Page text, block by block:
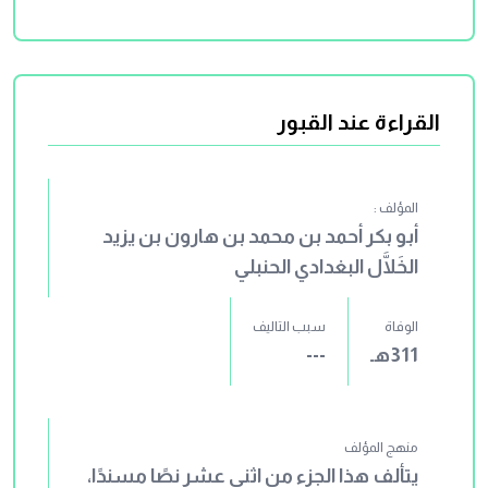
الكتاب فلا يُعلم على وجه التحديد، وقد
تضمن الكتاب مائة نصٍّ مسندٍ.
القراءة عند القبور
المؤلف :
أبو بكر أحمد بن محمد بن هارون بن يزيد
الخَلَّال البغدادي الحنبلي
الوفاة
311هـ
سبب التاليف
---
منهج المؤلف
يتألف هذا الجزء من اثنى عشر نصًا مسندًا،